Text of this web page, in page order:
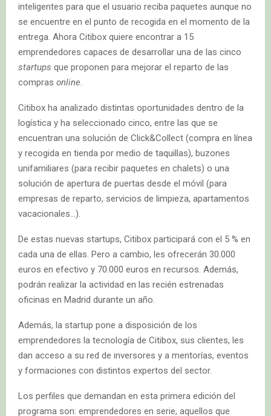
inteligentes para que el usuario reciba paquetes aunque no
se encuentre en el punto de recogida en el momento de la
entrega. Ahora Citibox quiere encontrar a 15
emprendedores capaces de desarrollar una de las cinco
startups que proponen para mejorar el reparto de las
compras online.
Citibox ha analizado distintas oportunidades dentro de la
logística y ha seleccionado cinco, entre las que se
encuentran una solución de Click&Collect (compra en línea
y recogida en tienda por medio de taquillas), buzones
unifamiliares (para recibir paquetes en chalets) o una
solución de apertura de puertas desde el móvil (para
empresas de reparto, servicios de limpieza, apartamentos
vacacionales…).
De estas nuevas startups, Citibox participará con el 5 % en
cada una de ellas. Pero a cambio, les ofrecerán 30.000
euros en efectivo y 70.000 euros en recursos. Además,
podrán realizar la actividad en las recién estrenadas
oficinas en Madrid durante un año.
Además, la startup pone a disposición de los
emprendedores la tecnología de Citibox, sus clientes, les
dan acceso a su red de inversores y a mentorías, eventos
y formaciones con distintos expertos del sector.
Los perfiles que demandan en esta primera edición del
programa son: emprendedores en serie, aquellos que